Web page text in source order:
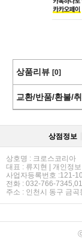
상품리뷰 [0]
교환/반품/환불/
상점정보
상호명 : 크로스코리아
대표 : 류지현 | 개인정
사업자등록번호 :121-
전화 : 032-766-
주소 : 인천시 동구 금